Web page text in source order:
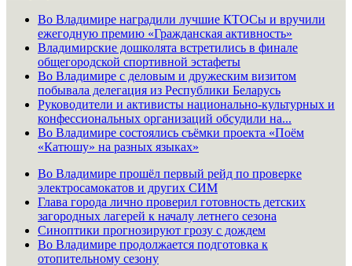
Во Владимире наградили лучшие КТОСы и вручили
ежегодную премию «Гражданская активность»
Владимирские дошколята встретились в финале
общегородской спортивной эстафеты
Во Владимире с деловым и дружеским визитом
побывала делегация из Республики Беларусь
Руководители и активисты национально-культурных и
конфессиональных организаций обсудили на...
Во Владимире состоялись съёмки проекта «Поём
«Катюшу» на разных языках»
Во Владимире прошёл первый рейд по проверке
электросамокатов и других СИМ
Глава города лично проверил готовность детских
загородных лагерей к началу летнего сезона
Синоптики прогнозируют грозу с дождем
Во Владимире продолжается подготовка к
отопительному сезону